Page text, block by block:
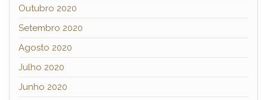
Outubro 2020
Setembro 2020
Agosto 2020
Julho 2020
Junho 2020